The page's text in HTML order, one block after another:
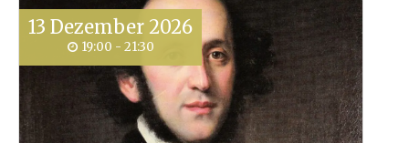
13 Dezember 2026
19:00 - 21:30